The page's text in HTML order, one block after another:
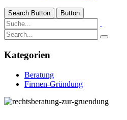
Search Button Button
Kategorien
Beratung
Firmen-Gründung